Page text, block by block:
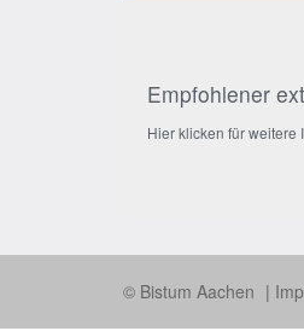
Empfohlener
Hier klicken für weitere
© Bistum Aachen